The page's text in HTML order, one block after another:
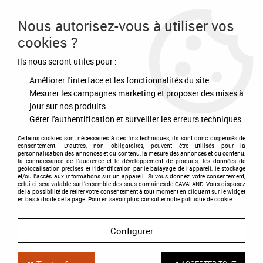
Accueil >Equipement du cheval
EQUIPEMENT DU CHEVAL
Vous trouverez ici, toutl'équipementnécessaire
pour votrecheval. Desarticles textilestels que les
tapis, bonnets ou encore couvertures. Tout le
harnachement, licol, bridon, sangles... Ainsi que les
protectionspour le travail, le transport et le box.
Licol et Longe
Nous autorisez-vous à utiliser vos
cookies ?
Ils nous seront utiles pour :
Améliorer l'interface et les fonctionnalités du site
Mesurer les campagnes marketing et proposer des mises à
jour sur nos produits
Gérer l'authentification et surveiller les erreurs techniques
Certains cookies sont nécessaires à des fins techniques, ils sont donc dispensés de
consentement. D'autres, non obligatoires, peuvent être utilisés pour la
personnalisation des annonces et du contenu, la mesure des annonces et du contenu,
la connaissance de l'audience et le développement de produits, les données de
géolocalisation précises et l'identification par le balayage de l'appareil, le stockage
et/ou l'accès aux informations sur un appareil. Si vous donnez votre consentement,
celui-ci sera valable sur l’ensemble des sous-domaines de CAVALAND. Vous disposez
de la possibilité de retirer votre consentement à tout moment en cliquant sur le widget
en bas à droite de la page. Pour en savoir plus, consulter notre politique de cookie.
Configurer